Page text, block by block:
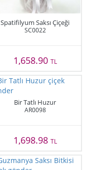
Spatifilyum Saksı Çiçeği
SC0022
1,658.90 TL
Bir Tatlı Huzur
AR0098
1,698.98 TL